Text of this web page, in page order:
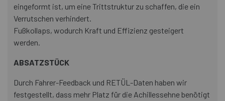
eingeformt ist, um eine Trittstruktur zu schaffen, die ein
Verrutschen verhindert.
Fußkollaps, wodurch Kraft und Effizienz gesteigert
werden.
ABSATZSTÜCK
Durch Fahrer-Feedback und RETÜL-Daten haben wir
festgestellt, dass mehr Platz für die Achillessehne benötigt